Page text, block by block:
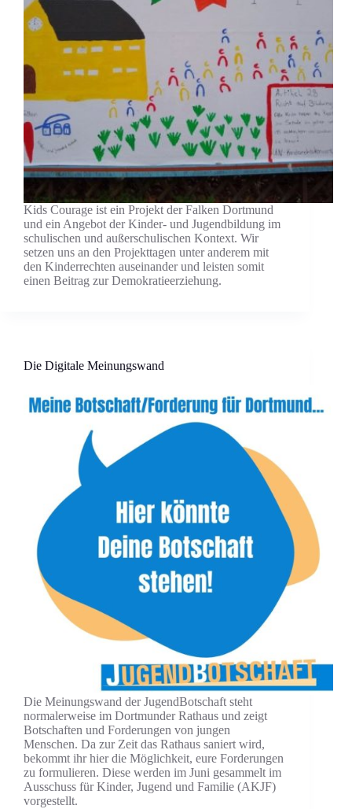
Kids Courage ist ein Projekt der Falken Dortmund
und ein Angebot der Kinder- und Jugendbildung im
schulischen und außerschulischen Kontext. Wir
setzen uns an den Projekttagen unter anderem mit
den Kinderrechten auseinander und leisten somit
einen Beitrag zur Demokratieerziehung.
Die Digitale Meinungswand
Die Meinungswand der JugendBotschaft steht
normalerweise im Dortmunder Rathaus und zeigt
Botschaften und Forderungen von jungen
Menschen. Da zur Zeit das Rathaus saniert wird,
bekommt ihr hier die Möglichkeit, eure Forderungen
zu formulieren. Diese werden im Juni gesammelt im
Ausschuss für Kinder, Jugend und Familie (AKJF)
vorgestellt.